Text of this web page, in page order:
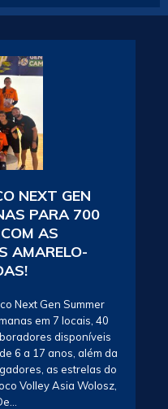
NEXT GEN
PARA 700
AS
AMARELO-
Next Gen Summer
em 7 locais, 40
disponíveis
6 a 17 anos, além da
as estrelas do
Volley Asia Wolosz,